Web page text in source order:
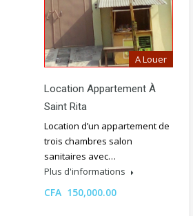
A Louer
Location Appartement À
Saint Rita
Location d’un appartement de
trois chambres salon
sanitaires avec…
Plus d'informations
CFA 150,000.00